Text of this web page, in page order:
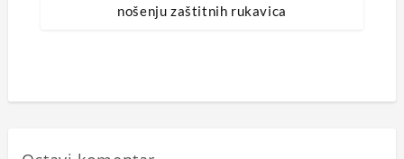
nošenju zaštitnih rukavica